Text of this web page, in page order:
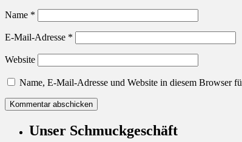
Name *
E-Mail-Adresse *
Website
Name, E-Mail-Adresse und Website in diesem Browser
Unser Schmuckgeschäft